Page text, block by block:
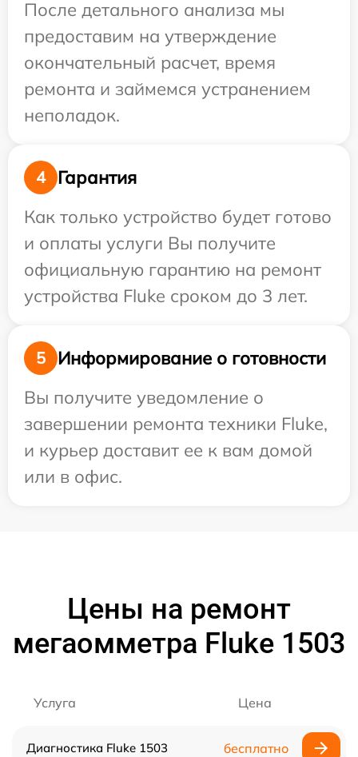
После детального анализа мы
предоставим на утверждение
окончательный расчет, время
ремонта и займемся устранением
неполадок.
4
Гарантия
Как только устройство будет готово
и оплаты услуги Вы получите
официальную гарантию на ремонт
устройства Fluke сроком до 3 лет.
5
Информирование о готовности
Вы получите уведомление о
завершении ремонта техники Fluke,
и курьер доставит ее к вам домой
или в офис.
Цены на ремонт
мегаомметра Fluke 1503
Услуга Цена
Диагностика Fluke 1503 бесплатно